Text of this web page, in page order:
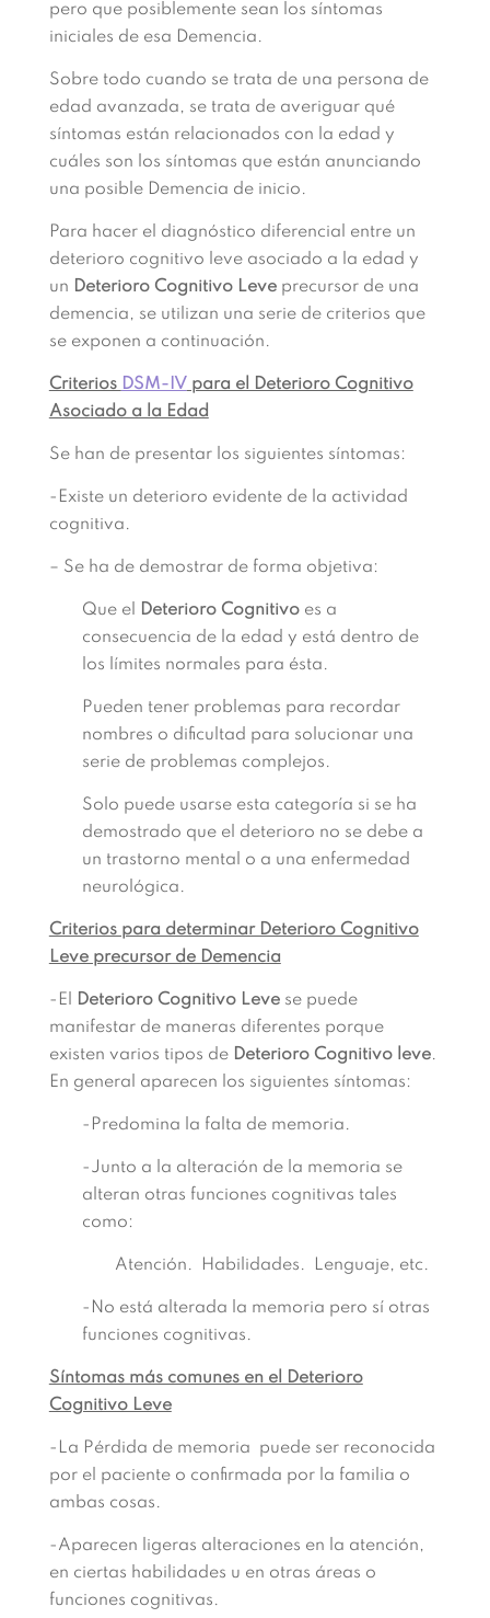
pero que posiblemente sean los síntomas
iniciales de esa Demencia.
Sobre todo cuando se trata de una persona de
edad avanzada, se trata de averiguar qué
síntomas están relacionados con la edad y
cuáles son los síntomas que están anunciando
una posible Demencia de inicio.
Para hacer el diagnóstico diferencial entre un
deterioro cognitivo leve asociado a la edad y
un Deterioro Cognitivo Leveprecursor de una
demencia, se utilizan una serie de criterios que
se exponen a continuación.
Criterios DSM-IV para el Deterioro Cognitivo
Asociado a la Edad
Se han de presentar los siguientes síntomas:
-Existe un deterioro evidente de la actividad
cognitiva.
– Se ha de demostrar de forma objetiva:
Que el Deterioro Cognitivoes a
consecuencia de la edad y está dentro de
los límites normales para ésta.
Pueden tener problemas para recordar
nombres o dificultad para solucionar una
serie de problemas complejos.
Solo puede usarse esta categoría si se ha
demostrado que el deterioro no se debe a
un trastorno mental o a una enfermedad
neurológica.
Criterios para determinar Deterioro Cognitivo
Leve precursor de Demencia
-El Deterioro Cognitivo Levese puede
manifestar de maneras diferentes porque
existen varios tipos deDeterioro Cognitivo leve.
En general aparecen los siguientes síntomas:
-Predomina la falta de memoria.
-Junto a la alteración de la memoria se
alteran otras funciones cognitivas tales
como:
Atención. Habilidades. Lenguaje, etc.
-No está alterada la memoria pero sí otras
funciones cognitivas.
Síntomas más comunes en el Deterioro
Cognitivo Leve
-La Pérdida de memoria puede ser reconocida
por el paciente o confirmada por la familia o
ambas cosas.
-Aparecen ligeras alteraciones en la atención,
en ciertas habilidades u en otras áreas o
funciones cognitivas.